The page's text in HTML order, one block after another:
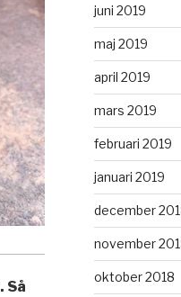
. Så
juni 2019
maj 2019
april 2019
mars 2019
februari 2019
januari 2019
december
november
oktober 2018